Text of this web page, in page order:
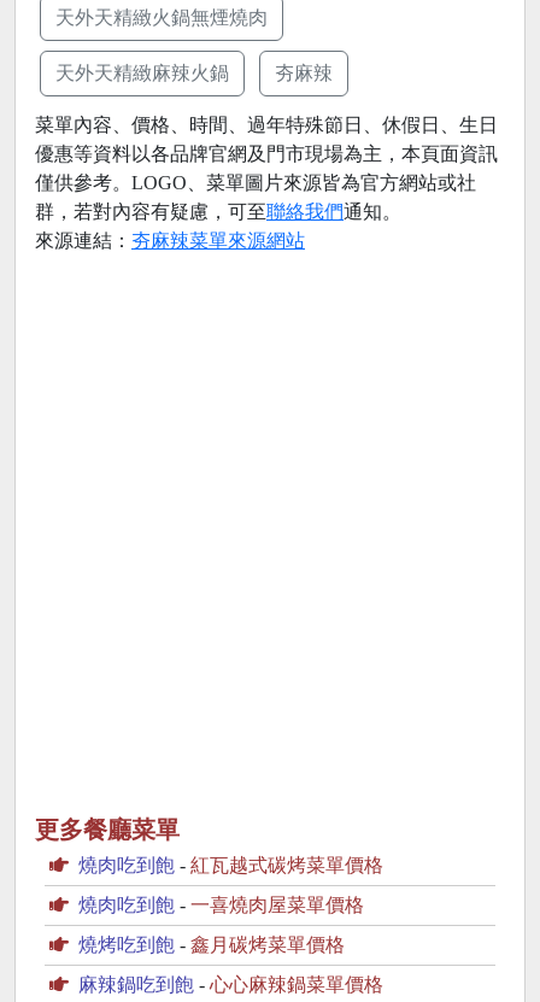
天外天精緻火鍋無煙燒肉
天外天精緻麻辣火鍋 夯麻辣
菜單內容、價格、時間、過年特殊節日、休假日、生日
優惠等資料以各品牌官網及門市現場為主，本頁面資訊
僅供參考。LOGO、菜單圖片來源皆為官方網站或社
群，若對內容有疑慮，可至聯絡我們通知。
來源連結： 夯麻辣菜單來源網站
更多餐廳菜單
燒肉吃到飽 - 紅瓦越式碳烤菜單價格
燒肉吃到飽 - 一喜燒肉屋菜單價格
燒烤吃到飽 - 鑫月碳烤菜單價格
麻辣鍋吃到飽 - 心心麻辣鍋菜單價格